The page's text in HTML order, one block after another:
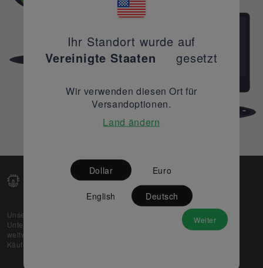
Unsere Web-Plattform unterstützt OEM- und EMS-
Unternehmen dabei, ihre überschüssigen Lagerbestände
weltweit zu verkaufen und gleichzeitig den potenziellen
Käufern beste Preise und Qualität zu bieten.
Partner
Ihr Standort wurde auf
Vereinigte Staaten
gesetzt
Wir verwenden diesen Ort für
Versandoptionen.
Land ändern
Dollar Euro
English Deutsch
Weiter